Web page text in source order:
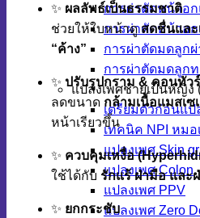
การผ่าตัดหน้าอ
การผ่าตัดหน้าอ
การผ่าตัดมดลูก
การผ่าตัดมดลูก
แปลงเพศชายเป็นหญิง
เตรียมตัวก่อนแป
เทคนิค NPI หมอ
แปลงเพศ Skin
แปลงเพศ Colon
แปลงเพศ PPV
แปลงเพศ Zero
✨ ผลลัพธ์เป็นธรรมชาติ
ช่วยให้ใบหน้าดูสดชื่นและ
“ค้าง”
✨ ปรับรูปกราม & คอนทัว
ลดขนาด กล้ามเนื้อแมสเซ
หน้าเรียวขึ้น
✨ ควบคุมเหงื่อ
ใช้ได้กับ รักแร้ ฝ่ามือ และ
✨ ยกกระชับ